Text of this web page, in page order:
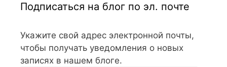
Подписаться на блог по эл. почте
Укажите свой адрес электронной почты,
чтобы получать уведомления о новых
записях в нашем блоге.